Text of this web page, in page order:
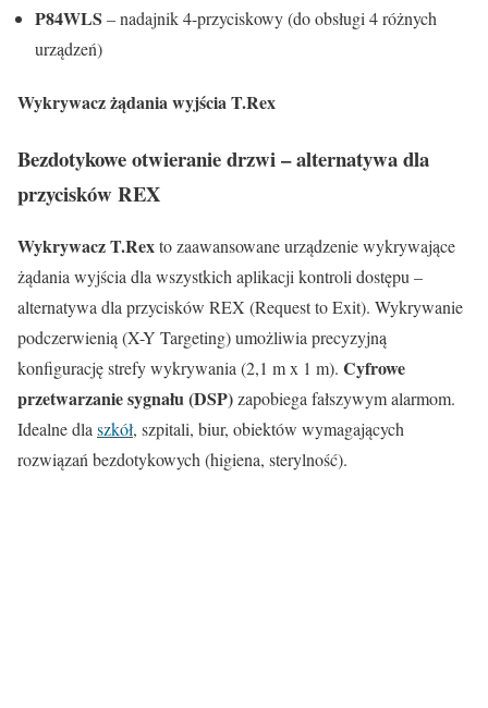
P84WLS – nadajnik 4-przyciskowy (do obsługi 4 różnych
urządzeń)
Wykrywacz żądania wyjścia T.Rex
Bezdotykowe otwieranie drzwi – alternatywa dla
przycisków REX
Wykrywacz T.Rexto zaawansowane urządzenie wykrywające
żądania wyjścia dla wszystkich aplikacji kontroli dostępu –
alternatywa dla przycisków REX (Request to Exit). Wykrywanie
podczerwienią (X-Y Targeting) umożliwia precyzyjną
konfigurację strefy wykrywania (2,1 m x 1 m). Cyfrowe
przetwarzanie sygnału (DSP)zapobiega fałszywym alarmom.
Idealne dlaszkół, szpitali, biur, obiektów wymagających
rozwiązań bezdotykowych (higiena, sterylność).